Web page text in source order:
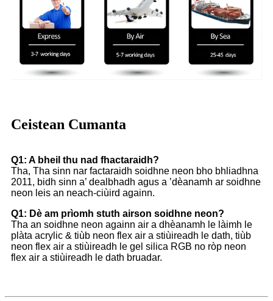
Ceistean Cumanta
Q1: A bheil thu nad fhactaraidh?
Tha, Tha sinn nar factaraidh soidhne neon bho bhliadhna
2011, bidh sinn a’ dealbhadh agus a ’dèanamh ar soidhne
neon leis an neach-ciùird againn.
Q1: Dè am prìomh stuth airson soidhne neon?
Tha an soidhne neon againn air a dhèanamh le làimh le
plàta acrylic & tiùb neon flex air a stiùireadh le dath, tiùb
neon flex air a stiùireadh le gel silica RGB no ròp neon
flex air a stiùireadh le dath bruadar.